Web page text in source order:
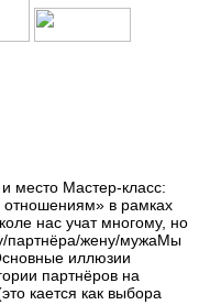
место Мастер-класс:
отношениям» в рамках
нас учат многому, но
партнёра/жену/мужаМы
иллюзии
партнёров на
кается как выбора